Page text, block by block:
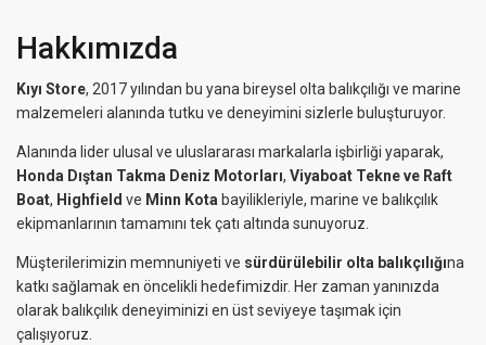
Hakkımızda
Kıyı Store, 2017 yılından bu yana bireysel olta balıkçılığı ve marine
malzemeleri alanında tutku ve deneyimini sizlerle buluşturuyor.
Alanında lider ulusal ve uluslararası markalarla işbirliği yaparak,
Honda Dıştan Takma Deniz Motorları, Viyaboat Tekne ve Raft
Boat, Highfield ve Minn Kota bayilikleriyle, marine ve balıkçılık
ekipmanlarının tamamını tek çatı altında sunuyoruz.
Müşterilerimizin memnuniyeti ve sürdürülebilir olta balıkçılığına
katkı sağlamak en öncelikli hedefimizdir. Her zaman yanınızda
olarak balıkçılık deneyiminizi en üst seviyeye taşımak için
çalışıyoruz.